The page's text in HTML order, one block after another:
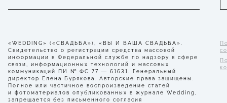
«WEDDING» («СВАДЬБА»), «ВЫ И ВАША СВАДЬБА».
Свидетельство о регистрации средства массовой
информации в Федеральной службе по надзору в сфере
связи, информационных технологий и массовых
коммуникаций ПИ № ФС 77 — 61631. Генеральный
директор Елена Бурякова. Авторские права защищены.
Полное или частичное воспроизведение статей
и фотоматериалов опубликованных в журнале Wedding,
запрещается без письменного согласия